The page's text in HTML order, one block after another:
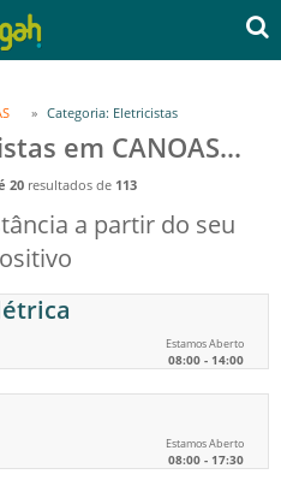
Categoria: Eletricistas
Categoria: Eletricistas em CANOAS, RS
20 resultados de 113
a partir do seu
Estamos Aberto
08:00 - 14:00
Estamos Aberto
08:00 - 17:30